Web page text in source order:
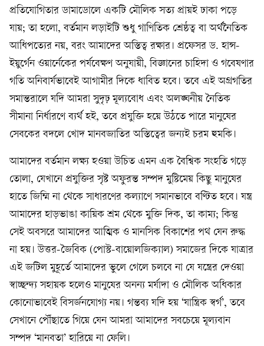
প্রতিযোগিতার ডামাডোলে একটি মৌলিক সত্য প্রায়ই ঢাকা পড়ে
যায়; তা হলো, বর্তমান লড়াইটি শুধু গাণিতিক শ্রেষ্ঠত্ব বা অর্থনৈতিক
আধিপত্যের নয়, বরং আমাদের অস্তিত্ব রক্ষার। প্রফেসর ড. হান্স-
ইয়ুর্গেন ওয়ার্নেকের পর্যবেক্ষণ অনুযায়ী, বিজ্ঞানের চাহিদা ও গবেষণার
গতি অনিবার্যভাবেই আগামীর দিকে ধাবিত হবে। তবে এই অগ্রগতির
সমান্তরালে যদি আমরা সুদৃঢ় মূল্যবোধ এবং অলঙ্ঘনীয় নৈতিক
সীমানা নির্ধারণে ব্যর্থ হই, তবে প্রযুক্তি হয়ে উঠতে পারে মানুষের
সেবকের বদলে খোদ মানবজাতির অস্তিত্বের জন্যই চরম হুমকি।
আমাদের বর্তমান লক্ষ্য হওয়া উচিত এমন এক বৈশ্বিক সংহতি গড়ে
তোলা, যেখানে প্রযুক্তির সৃষ্ট অফুরন্ত সম্পদ মুষ্টিমেয় কিছু মানুষের
হাতে জিম্মি না থেকে সাধারণের কল্যাণে সমানভাবে বণ্টিত হবে। যন্ত্র
আমাদের হাড়ভাঙা কায়িক শ্রম থেকে মুক্তি দিক, তা কাম্য; কিন্তু
সেই অবসরে আমাদের আত্মিক ও মানসিক বিকাশের পথ যেন রুদ্ধ
না হয়। উত্তর-জৈবিক (পোস্ট-বায়োলজিক্যাল) সমাজের দিকে যাত্রার
এই জটিল মুহূর্তে আমাদের ভুলে গেলে চলবে না যে যন্ত্রের দেওয়া
স্বাচ্ছন্দ্য সহায়ক হলেও মানুষের অনন্য মর্যাদা ও মৌলিক অধিকার
কোনোভাবেই বিসর্জনযোগ্য নয়। গন্তব্য যদি হয় ‘যান্ত্রিক স্বর্গ’, তবে
সেখানে পৌঁছাতে গিয়ে যেন আমরা আমাদের সবচেয়ে মূল্যবান
সম্পদ ‘মানবতা’ হারিয়ে না ফেলি।